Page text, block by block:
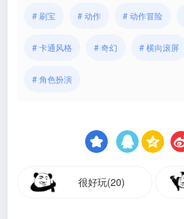
# 刷宝 # 动作 # 动作冒险
# 卡通风格 # 奇幻 # 横向滚屏
# 角色扮演
很好玩(20)